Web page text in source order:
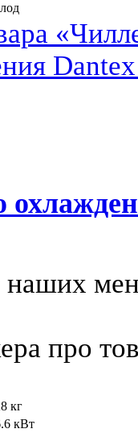
наших
про
кг
кВт